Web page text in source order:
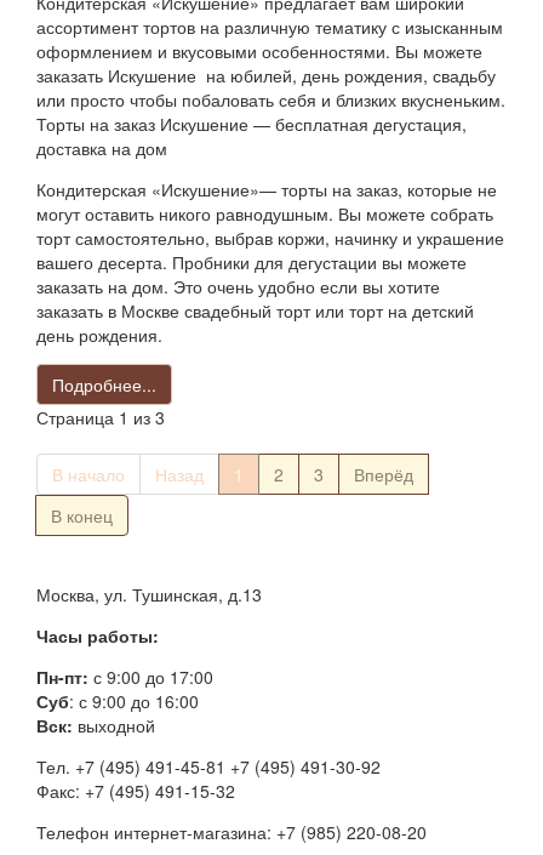
ассортимент тортов на различную тематику с изысканным
оформлением и вкусовыми особенностями. Вы можете
заказать Искушение на юбилей, день рождения, свадьбу
или просто чтобы побаловать себя и близких вкусненьким.
Торты на заказ Искушение — бесплатная дегустация,
доставка на дом
Кондитерская «Искушение»— торты на заказ, которые не
могут оставить никого равнодушным. Вы можете собрать
торт самостоятельно, выбрав коржи, начинку и украшение
вашего десерта. Пробники для дегустации вы можете
заказать на дом. Это очень удобно если вы хотите
заказать в Москве свадебный торт или торт на детский
день рождения.
Подробнее...
Страница 1 из 3
В начало Назад 1 2 3
Вперёд
В конец
Москва, ул. Тушинская, д.13
Часы работы:
Пн-пт: с 9:00 до 17:00
Суб: с 9:00 до 16:00
Вск: выходной
Тел. +7 (495) 491-45-81 +7 (495) 491-30-92
Факс: +7 (495) 491-15-32
Телефон интернет-магазина: +7 (985) 220-08-20